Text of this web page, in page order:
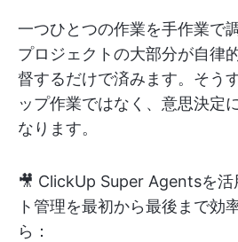
一つひとつの作業を手作業で
プロジェクトの大部分が自律
督するだけで済みます。そう
ップ作業ではなく、意思決定
なります。
🎥 ClickUp Super Agentsを活
ト管理を最初から最後まで効
ら：